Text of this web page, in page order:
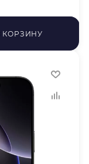
КОРЗИНУ